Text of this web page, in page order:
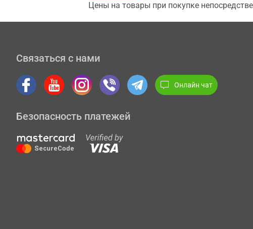
Цены на товары при покупке
Связаться с нами
Онлайн чат
Безопасность платежей